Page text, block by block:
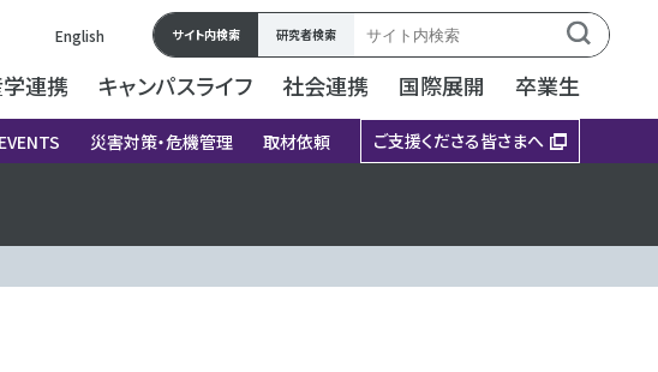
English サイト内検索 研究者検索
連携 キャンパスライフ 社会連携 国際展開 卒業生
EVENTS 災害対策・危機管理 取材依頼 ご支援くださる皆さまへ